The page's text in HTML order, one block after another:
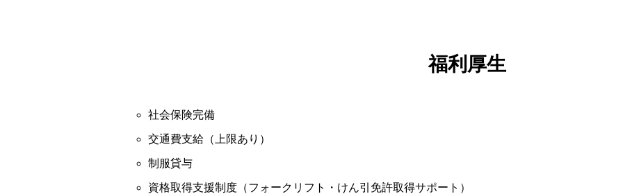
福利厚生
社会保険完備
交通費支給（上限あり）
制服貸与
資格取得支援制度（フォークリフト・けん引免許取得サポート）